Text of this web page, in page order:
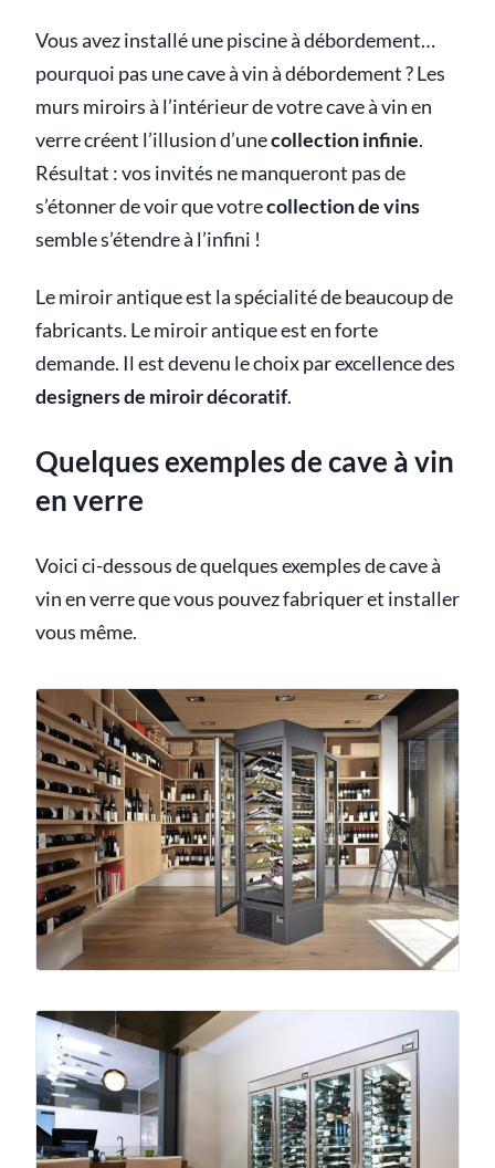
Vous avez installé une piscine à débordement…
pourquoi pas une cave à vin à débordement ? Les
murs miroirs à l’intérieur de votre cave à vin en
verre créent l’illusion d’unecollection infinie.
Résultat : vos invités ne manqueront pas de
s’étonner de voir que votrecollection de vins
semble s’étendre à l’infini !
Le miroir antique est la spécialité de beaucoup de
fabricants. Le miroir antique est en forte
demande. Il est devenu le choix par excellence des
designers de miroir décoratif.
Quelques exemples de cave à vin
en verre
Voici ci-dessous de quelques exemples de cave à
vin en verre que vous pouvez fabriquer et installer
vous même.